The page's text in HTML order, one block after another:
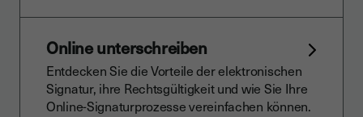
Online unterschreiben
Entdecken Sie die Vorteile der elektronischen
Signatur, ihre Rechtsgültigkeit und wie Sie Ihre
Online-Signaturprozesse vereinfachen können.